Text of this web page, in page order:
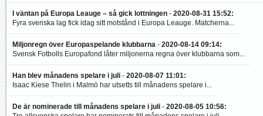
I väntan på Europa Leauge – så gick lottningen - 2020-08-31 15:52:
Fyra svenska lag fick idag sitt motstånd i Europa Leauge. Matcherna...
Miljonregn över Europaspelande klubbarna - 2020-08-14 09:14:
Svensk Fotbolls Europafond låter miljonerna regna över klubbarna som...
Han blev månadens spelare i juli - 2020-08-07 11:01:
Isaac Kiese Thelin i Malmö har utsetts till månadens spelare i...
De är nominerade till månadens spelare i juli - 2020-08-05 10:56: